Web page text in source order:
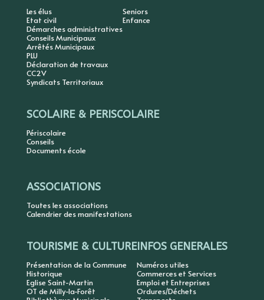
Les élus
Etat civil
Démarches administratives
Conseils Municipaux
Arrêtés Municipaux
PLU
Déclaration de travaux
CC2V
Syndicats Territoriaux
Seniors
Enfance
SCOLAIRE & PERISCOLAIRE
Périscolaire
Conseils
Documents école
ASSOCIATIONS
Toutes les associations
Calendrier des manifestations
TOURISME & CULTURE
Présentation de la Commune
Historique
Eglise Saint-Martin
OT de Milly-la-Forêt
INFOS GENERALES
Numéros utiles
Commerces et Services
Emploi et Entreprises
Ordures/Déchets